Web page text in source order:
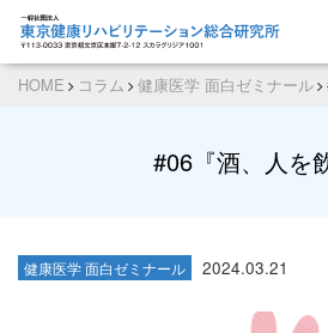
HOME コラム 健康医学 面白ゼミナール
#06『酒、人を
健康医学 面白ゼミナール 2024.03.21